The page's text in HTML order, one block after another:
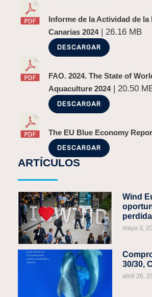
Informe de la Actividad de
Canarias 2024| 26.16 MB
DESCARGAR
FAO. 2024. The State of
Aquaculture 2024| 20.50
DESCARGAR
The EU Blue Economy
DESCARGAR
ARTÍCULOS
Wind
perdida
mayo 3,
30/30,
abril 26,